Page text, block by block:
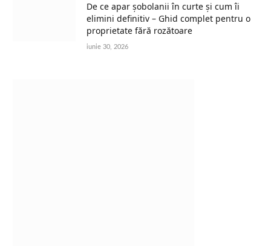
De ce apar șobolanii în curte și cum îi
elimini definitiv – Ghid complet pentru o
proprietate fără rozătoare
iunie 30, 2026